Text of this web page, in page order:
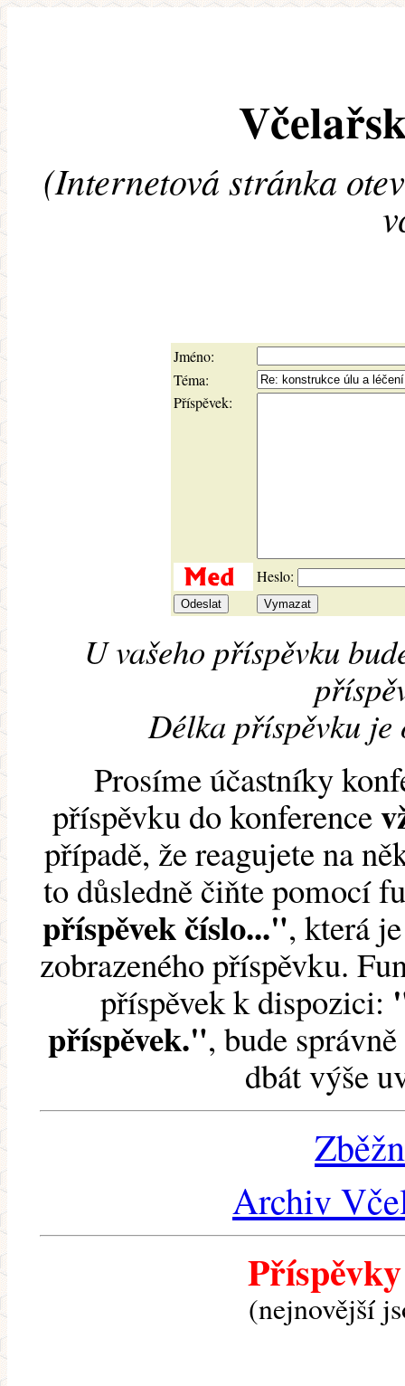
(Internetová stránka
Jméno:
Téma:
Příspěvek:
Heslo:
U vašeho příspěvku
Délka příspěvku je
Prosíme účastníky
příspěvku do konference
případě, že reagujete na
to důsledně čiňte pomocí
příspěvek číslo...", která
zobrazeného příspěvku.
příspěvek k dispozici:
příspěvek.", bude
dbát výše
Archiv
(nejnovější